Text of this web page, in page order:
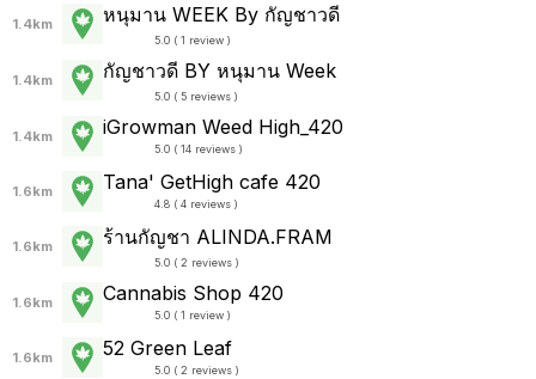
1.4km หนุมาน WEEK By กัญชาวดี
5.0 ( 1 review )
1.4km กัญชาวดี BY หนุมาน Week
5.0 ( 5 reviews )
1.4km iGrowman Weed High_420
5.0 ( 14 reviews )
1.6km Tana' GetHigh cafe 420
4.8 ( 4 reviews )
1.6km ร้านกัญชา ALINDA.FRAM
5.0 ( 2 reviews )
1.6km Cannabis Shop 420
5.0 ( 1 review )
1.6km 52 Green Leaf
5.0 ( 2 reviews )